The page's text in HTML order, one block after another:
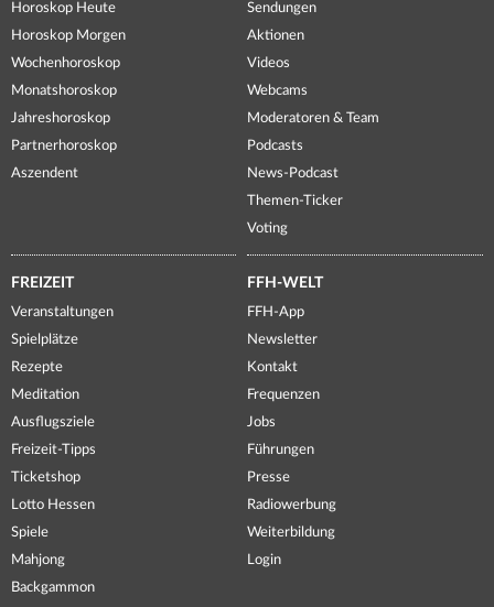
Horoskop Heute
Horoskop Morgen
Wochenhoroskop
Monatshoroskop
Jahreshoroskop
Partnerhoroskop
Aszendent
Sendungen
Aktionen
Videos
Webcams
Moderatoren & Team
Podcasts
News-Podcast
Themen-Ticker
Voting
FREIZEIT
Veranstaltungen
Spielplätze
Rezepte
Meditation
Ausflugsziele
Freizeit-Tipps
Ticketshop
Lotto Hessen
Spiele
Mahjong
Backgammon
FFH-WELT
FFH-App
Newsletter
Kontakt
Frequenzen
Jobs
Führungen
Presse
Radiowerbung
Weiterbildung
Login